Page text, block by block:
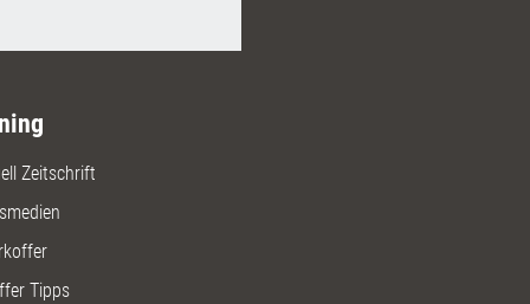
Zeitschrift
Tipps